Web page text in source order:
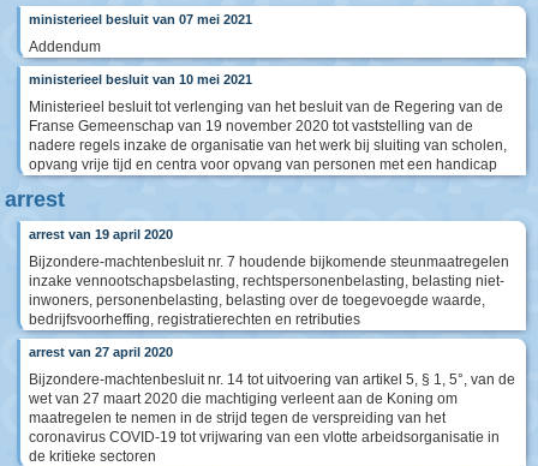
ministerieel besluit van 07 mei 2021
Addendum
ministerieel besluit van 10 mei 2021
Ministerieel besluit tot verlenging van het besluit van de Regering van de
Franse Gemeenschap van 19 november 2020 tot vaststelling van de
nadere regels inzake de organisatie van het werk bij sluiting van scholen,
opvang vrije tijd en centra voor opvang van personen met een handicap
arrest
arrest van 19 april 2020
Bijzondere-machtenbesluit nr. 7 houdende bijkomende steunmaatregelen
inzake vennootschapsbelasting, rechtspersonenbelasting, belasting niet-
inwoners, personenbelasting, belasting over de toegevoegde waarde,
bedrijfsvoorheffing, registratierechten en retributies
arrest van 27 april 2020
Bijzondere-machtenbesluit nr. 14 tot uitvoering van artikel 5, § 1, 5°, van de
wet van 27 maart 2020 die machtiging verleent aan de Koning om
maatregelen te nemen in de strijd tegen de verspreiding van het
coronavirus COVID-19 tot vrijwaring van een vlotte arbeidsorganisatie in
de kritieke sectoren